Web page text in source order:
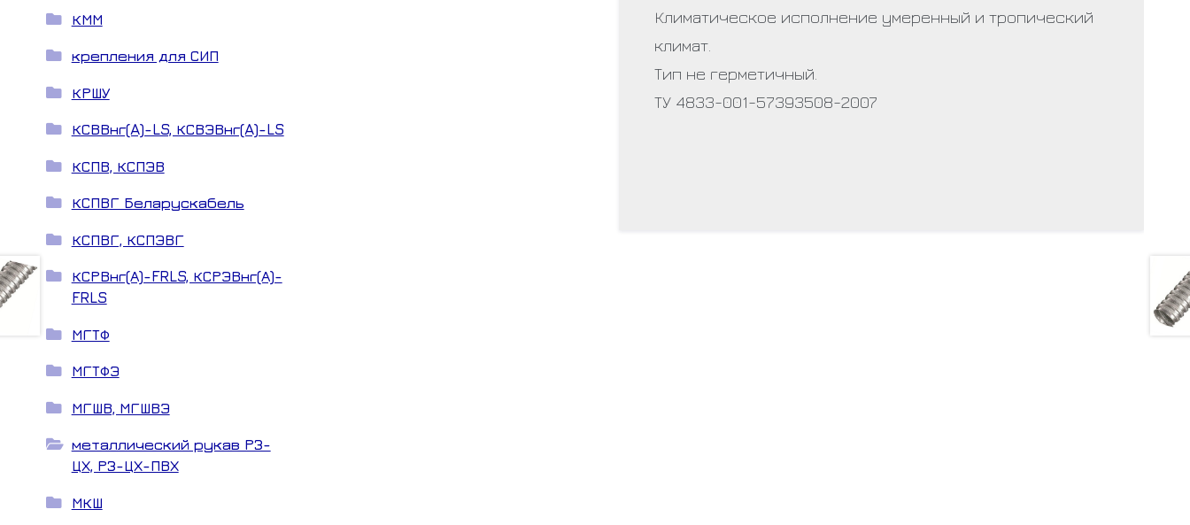
Климатическое исполнение умеренный и тропический
климат.
Тип не герметичный.
ТУ 4833-001-57393508-2007
КММ
крепления для СИП
КРШУ
КСВВнг(A)-LS, КСВЭВнг(A)-LS
КСПВ, КСПЭВ
КСПВГ Беларускабель
КСПВГ, КСПЭВГ
КСРВнг(А)-FRLS, КСРЭВнг(А)-
FRLS
МГТФ
МГТФЭ
МГШВ, МГШВЭ
металлический рукав РЗ-
ЦХ, РЗ-ЦХ-ПВХ
МКШ